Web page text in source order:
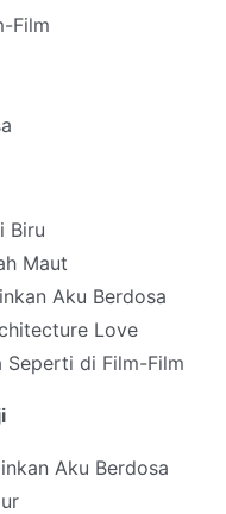
Film
Biru
Maut
Aku Berdosa
Love
Seperti di Film-Film
Aku Berdosa